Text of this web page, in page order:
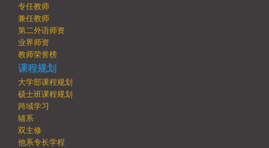
专任教师
兼任教师
第二外语师资
业界师资
教师荣誉榜
课程规划
大学部课程规划
硕士班课程规划
跨域学习
辅系
双主修
他系专长学程